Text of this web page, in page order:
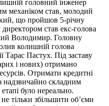
головний інженер
механіком став, молодий
що пройшов 5-річну
став екс-голова
Володимир. Головну
колишній голова
Тарас Пастух. Під заставу
і нових) отримано
Отримати кредитні
надзвичайно складним
було нереально.
тільки збільшити об’єми